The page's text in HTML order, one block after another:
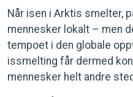
Når isen i Arktis smelter,
mennesker lokalt – men
tempoet i den globale
issmelting får dermed
mennesker helt andre